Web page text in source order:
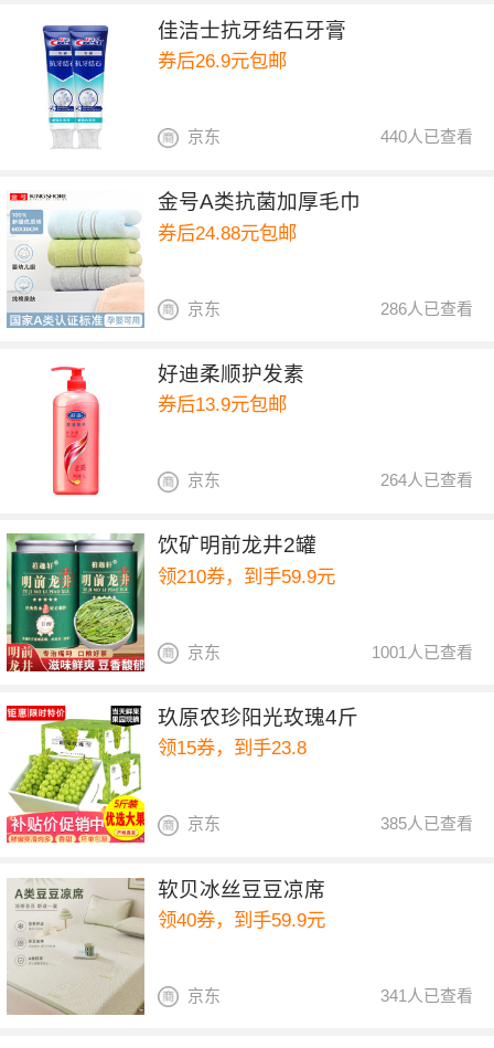
佳洁士抗牙结石牙膏
券后26.9元包邮
440人已查看
京东
金号A类抗菌加厚毛巾
券后24.88元包邮
286人已查看
京东
好迪柔顺护发素
券后13.9元包邮
264人已查看
京东
饮矿明前龙井2罐
领210券，到手59.9元
1001人已查看
京东
玖原农珍阳光玫瑰4斤
领15券，到手23.8
385人已查看
京东
软贝冰丝豆豆凉席
领40券，到手59.9元
341人已查看
京东